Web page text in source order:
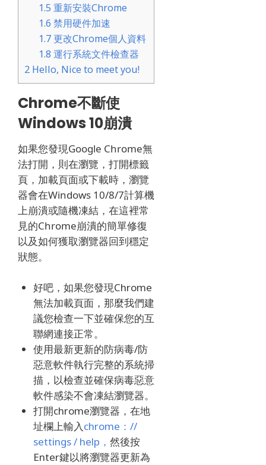
1.5 重新安裝Chrome
1.6 禁用硬件加速
1.7更改Chrome個人資料
1.8 運行系統文件檢查器
2 Hello, Nice to meet you!
Chrome不斷使
Windows 10崩潰
如果您發現Google Chrome無
法打開，則在瀏覽，打開標籤
頁，加載頁面或下載時，瀏覽
器會在Windows 10/8/7計算機
上崩潰或隨機凍結，在這裡常
見的Chrome崩潰的簡單修復
以及如何獲取瀏覽器回到穩定
狀態。
好吧，如果您發現Chrome
無法加載頁面，那麼我們建
議您檢查一下並確保您的互
聯網連接正常。
使用最新更新的防病毒/防
惡意軟件執行完整的系統掃
描，以檢查並確保病毒惡意
軟件感染不會凍結瀏覽器。
打開chrome瀏覽器，在地
址欄上輸入chrome：//
settings / help， 然後按
Enter鍵以將瀏覽器更新為